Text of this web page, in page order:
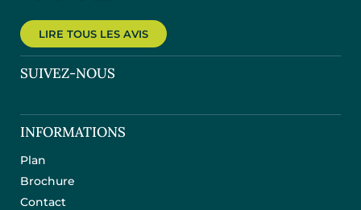
LIRE TOUS LES AVIS
SUIVEZ-NOUS
INFORMATIONS
Plan
Brochure
Contact